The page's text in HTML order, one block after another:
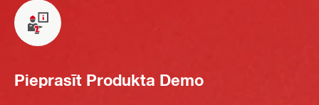
Pieprasīt Produkta Demo